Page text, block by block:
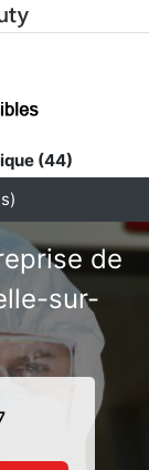
(44)
de
sur-